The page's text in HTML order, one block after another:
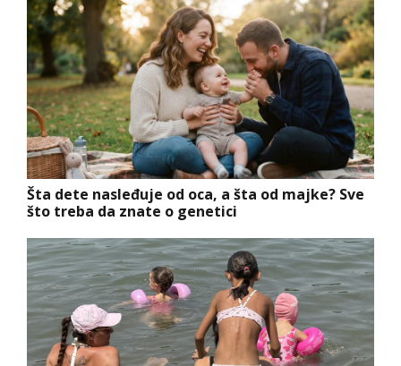
Šta dete nasleđuje od oca, a šta od majke? Sve
što treba da znate o genetici